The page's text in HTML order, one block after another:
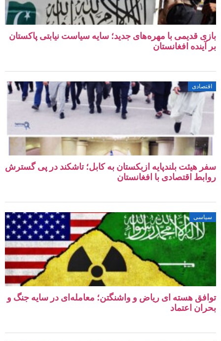
بازی قدیمی با مهره‌های جدید؛ سایه سیاست نیابتی پاکستان
بر آینده افغانستان
اقتصادی
سفر هیئت بلندپایه ازبکستان به کابل؛ تاشکند در پی گسترش
روابط اقتصادی با افغانستان
سیاسی
توافق هسته‌ ای ریاض و واشنگتن؛ معامله‌ای در سایه جنگ و
بحران اعتماد